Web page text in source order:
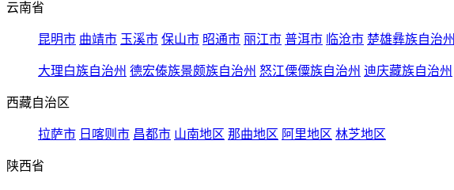
云南省
昆明市 曲靖市 玉溪市 保山市 昭通市 丽江市 普洱市 临沧市 楚雄彝族自治州
大理白族自治州 德宏傣族景颇族自治州 怒江傈僳族自治州 迪庆藏族自治州
西藏自治区
拉萨市 日喀则市 昌都市 山南地区 那曲地区 阿里地区 林芝地区
陕西省